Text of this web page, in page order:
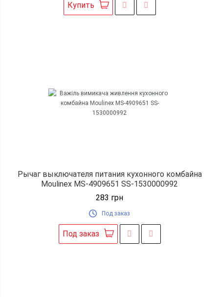
Купить
Рычаг выключателя питания кухонного комбайна
Moulinex MS-4909651 SS-1530000992
283 грн
Под заказ
Под заказ